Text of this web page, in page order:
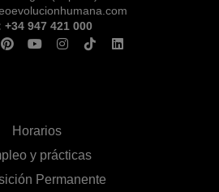
+34 947 421 000
Horarios
y prácticas
Permanente